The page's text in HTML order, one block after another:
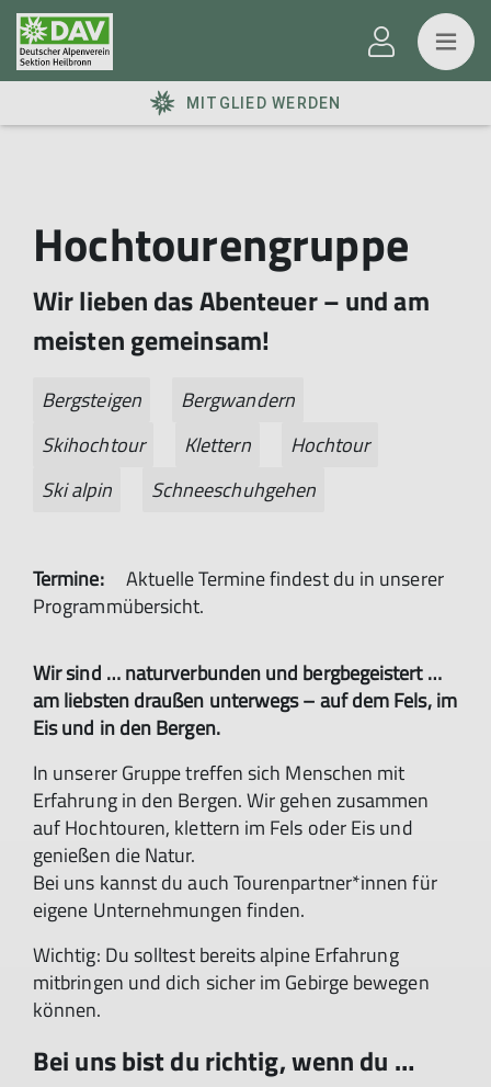
MITGLIED WERDEN
Hochtourengruppe
Wir lieben das Abenteuer – und am
meisten gemeinsam!
Bergsteigen
Bergwandern
Skihochtour
Klettern
Hochtour
Ski alpin
Schneeschuhgehen
Termine:
Aktuelle Termine findest du in unserer
Programmübersicht.
Wir sind … naturverbunden und bergbegeistert …
am liebsten draußen unterwegs – auf dem Fels, im
Eis und in den Bergen.
In unserer Gruppe treffen sich Menschen mit
Erfahrung in den Bergen. Wir gehen zusammen
auf Hochtouren, klettern im Fels oder Eis und
genießen die Natur.
Bei uns kannst du auch Tourenpartner*innen für
eigene Unternehmungen finden.
Wichtig: Du solltest bereits alpine Erfahrung
mitbringen und dich sicher im Gebirge bewegen
können.
Bei uns bist du richtig, wenn du …